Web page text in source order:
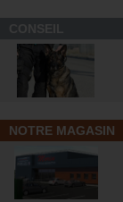
NOTRE MAGASIN